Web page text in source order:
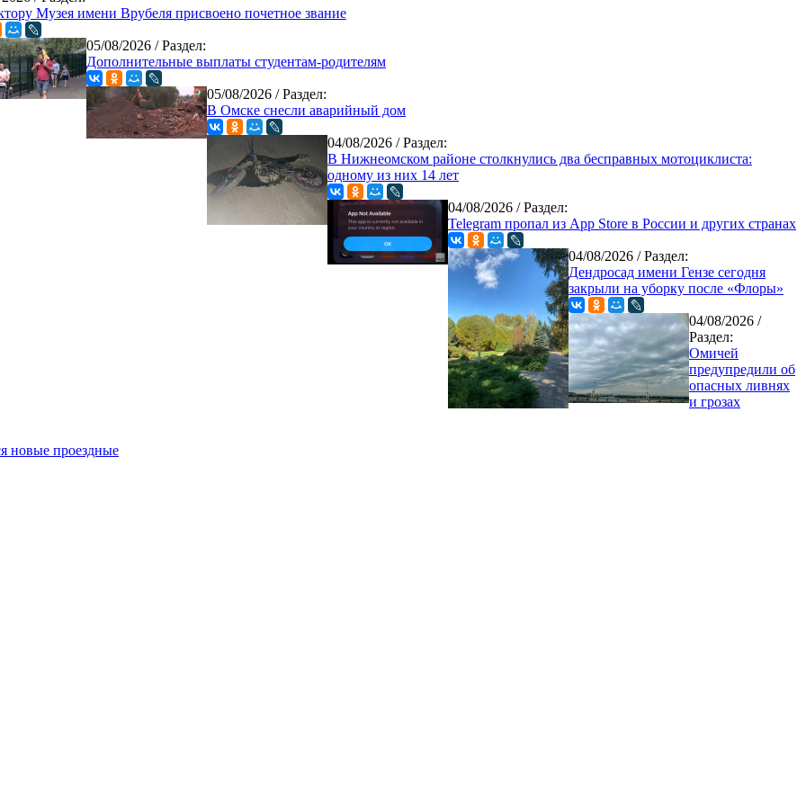
Музея имени Врубеля присвоено почетное звание
05/08/2026 / Раздел:
Дополнительные выплаты студентам-родителям
05/08/2026 / Раздел:
В Омске снесли аварийный дом
04/08/2026 / Раздел:
В Нижнеомском районе столкнулись два бесправных мотоциклиста:
одному из них 14 лет
04/08/2026 / Раздел:
Telegram пропал из App Store в России и других странах
04/08/2026 / Раздел:
Дендросад имени Гензе сегодня
закрыли на уборку после «Флоры»
04/08/2026 /
Раздел:
Омичей
предупредили об
опасных ливнях
и грозах
новые проездные